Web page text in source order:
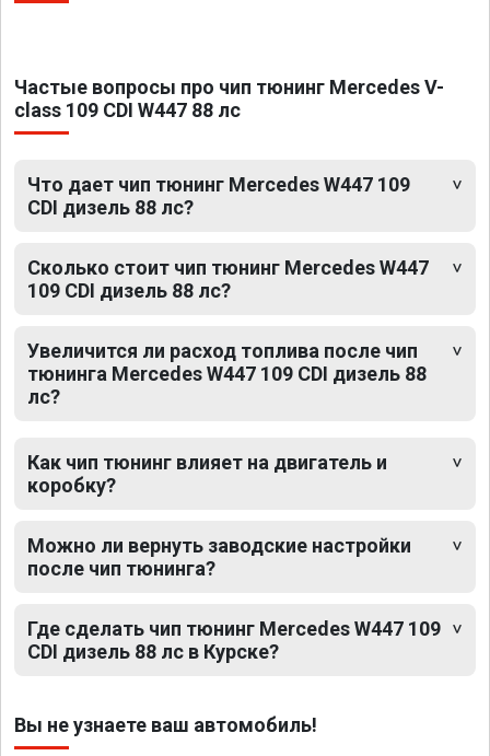
Частые вопросы про чип тюнинг Mercedes V-
class 109 CDI W447 88 лс
Что дает чип тюнинг Mercedes W447 109
CDI дизель 88 лс?
Сколько стоит чип тюнинг Mercedes W447
109 CDI дизель 88 лс?
Увеличится ли расход топлива после чип
тюнинга Mercedes W447 109 CDI дизель 88
лс?
Как чип тюнинг влияет на двигатель и
коробку?
Можно ли вернуть заводские настройки
после чип тюнинга?
Где сделать чип тюнинг Mercedes W447 109
CDI дизель 88 лс в Курске?
Вы не узнаете ваш автомобиль!